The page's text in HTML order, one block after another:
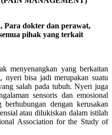
Para dokter dan perawat,
pihak yang terkait
menyenangkan yang berkaitan
nyeri bisa jadi merupakan suatu
salah pada tubuh. Nyeri juga
sensoris dan emosional
dengan kerusakan
atau dilukiskan dalam istilah
Association for the Study of